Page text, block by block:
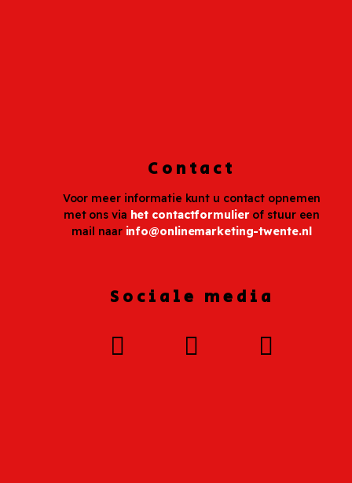
Contact
Voor meer informatie kunt u contact opnemen
met ons via het contactformulierof stuur een
mail naar info@onlinemarketing-twente.nl
Sociale media